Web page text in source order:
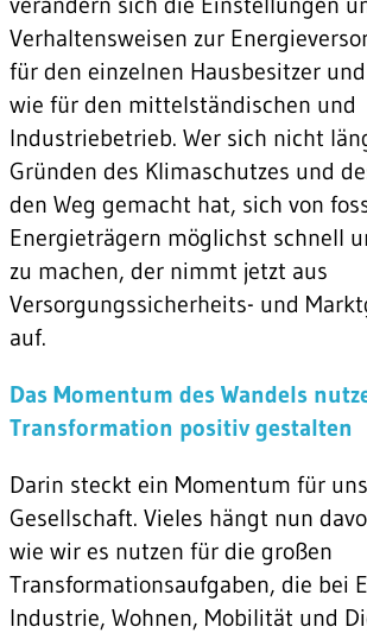
Verhaltensweisen zur
für den einzelnen Hausbesitzer
wie für den mittelständischen und
Industriebetrieb. Wer sich nicht
Gründen des Klimaschutzes und
den Weg gemacht hat, sich von
Energieträgern möglichst schnell
zu machen, der nimmt jetzt aus
Versorgungssicherheits- und
auf.
Das Momentum des Wandels
Transformation positiv gestalten
Darin steckt ein Momentum für
Gesellschaft. Vieles hängt nun
wie wir es nutzen für die großen
Transformationsaufgaben, die bei
Industrie, Wohnen, Mobilität und